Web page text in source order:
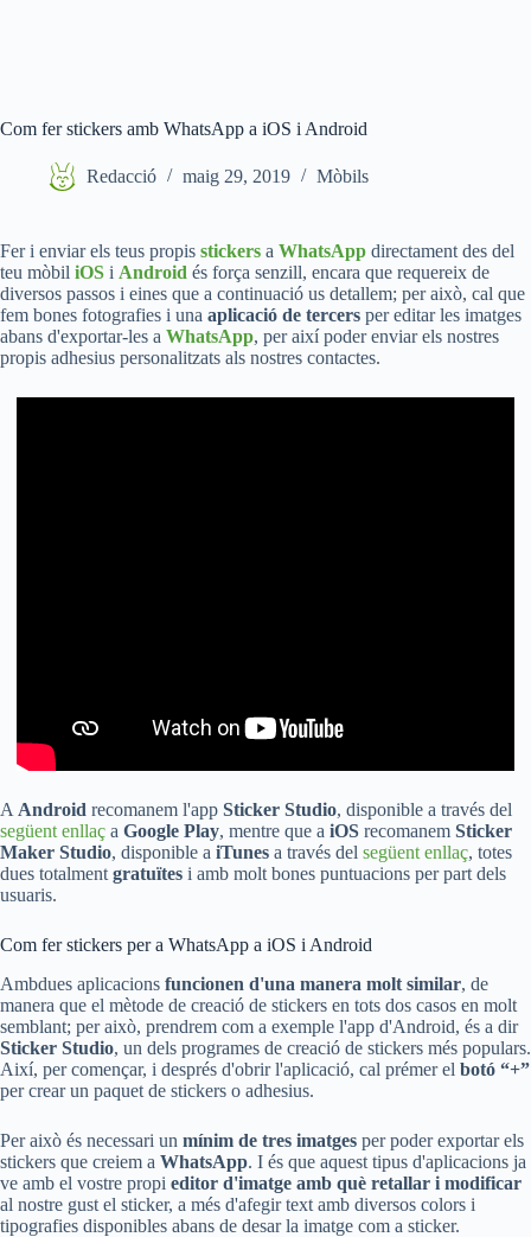
Com fer stickers amb WhatsApp a iOS i Android
Redacció maig 29, 2019 Mòbils
Fer i enviar els teus propis stickers a WhatsApp directament des del
teu mòbil iOS i Android és força senzill, encara que requereix de
diversos passos i eines que a continuació us detallem; per això, cal que
fem bones fotografies i una aplicació de tercers per editar les imatges
abans d'exportar-les a WhatsApp, per així poder enviar els nostres
propis adhesius personalitzats als nostres contactes.
A Android recomanem l'app Sticker Studio, disponible a través del
següent enllaç a Google Play, mentre que a iOS recomanem Sticker
Maker Studio, disponible a iTunes a través del següent enllaç, totes
dues totalment gratuïtes i amb molt bones puntuacions per part dels
usuaris.
Com fer stickers per a WhatsApp a iOS i Android
Ambdues aplicacions funcionen d'una manera molt similar, de
manera que el mètode de creació de stickers en tots dos casos en molt
semblant; per això, prendrem com a exemple l'app d'Android, és a dir
Sticker Studio, un dels programes de creació de stickers més populars.
Així, per començar, i després d'obrir l'aplicació, cal prémer el botó “+”
per crear un paquet de stickers o adhesius.
Per això és necessari un mínim de tres imatges per poder exportar els
stickers que creiem a WhatsApp. I és que aquest tipus d'aplicacions ja
ve amb el vostre propi editor d'imatge amb què retallar i modificar
al nostre gust el sticker, a més d'afegir text amb diversos colors i
tipografies disponibles abans de desar la imatge com a sticker.